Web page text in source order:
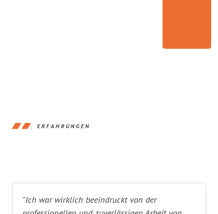
ERFAHRUNGEN
"Ich war wirklich beeindruckt von der